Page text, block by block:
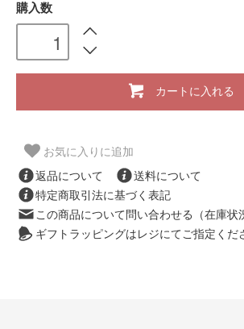
購入数
カートに入れる
お気に入りに追加
返品について
送料について
特定商取引法に基づく表記
この商品について問い合わせる（在庫状
ギフトラッピングはレジにてご指定くだ